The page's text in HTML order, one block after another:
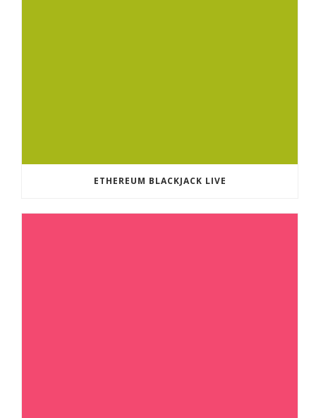
ETHEREUM BLACKJACK LIVE